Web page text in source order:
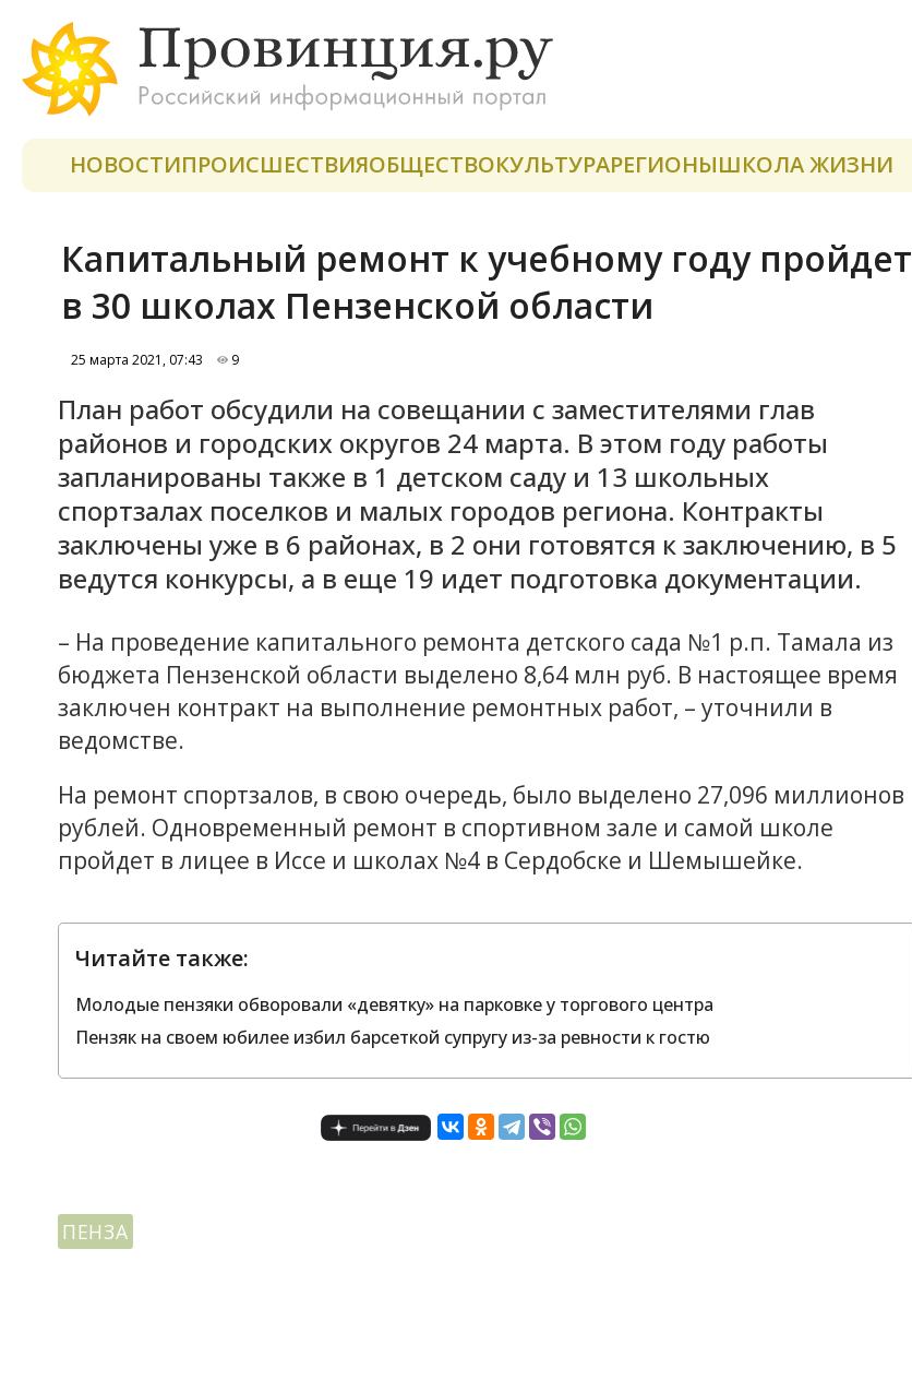
НОВОСТИПРОИСШЕСТВИЯОБЩЕСТВОКУЛЬТУРАРЕГИОНЫШКОЛА ЖИЗНИ
Капитальный ремонт к учебному году пройдет
в 30 школах Пензенской области
25 марта 2021, 07:43 9
План работ обсудили на совещании с заместителями глав
районов и городских округов 24 марта. В этом году работы
запланированы также в 1 детском саду и 13 школьных
спортзалах поселков и малых городов региона. Контракты
заключены уже в 6 районах, в 2 они готовятся к заключению, в 5
ведутся конкурсы, а в еще 19 идет подготовка документации.
– На проведение капитального ремонта детского сада №1 р.п. Тамала из
бюджета Пензенской области выделено 8,64 млн руб. В настоящее время
заключен контракт на выполнение ремонтных работ, – уточнили в
ведомстве.
На ремонт спортзалов, в свою очередь, было выделено 27,096 миллионов
рублей. Одновременный ремонт в спортивном зале и самой школе
пройдет в лицее в Иссе и школах №4 в Сердобске и Шемышейке.
Читайте также:
Молодые пензяки обворовали «девятку» на парковке у торгового центра
Пензяк на своем юбилее избил барсеткой супругу из-за ревности к гостю
ПЕНЗА